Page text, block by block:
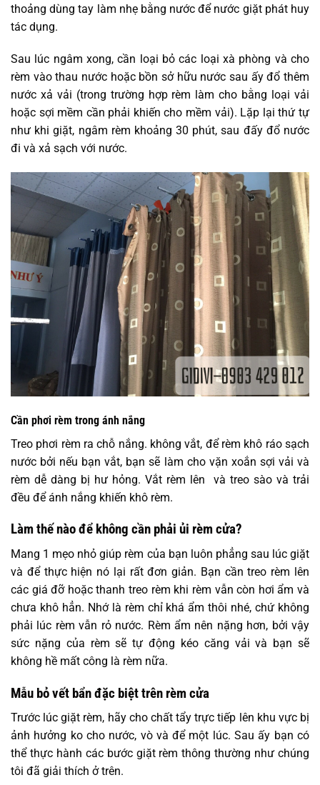
thoảng dùng tay làm nhẹ bằng nước để nước giặt phát huy
tác dụng.
Sau lúc ngâm xong, cần loại bỏ các loại xà phòng và cho
rèm vào thau nước hoặc bồn sở hữu nước sau ấy đổ thêm
nước xả vải (trong trường hợp rèm làm cho bằng loại vải
hoặc sợi mềm cần phải khiến cho mềm vải). Lặp lại thứ tự
như khi giặt, ngâm rèm khoảng 30 phút, sau đấy đổ nước
đi và xả sạch với nước.
Cần phơi rèm trong ánh nắng
Treo phơi rèm ra chỗ nắng. không vắt, để rèm khô ráo sạch
nước bởi nếu bạn vắt, bạn sẽ làm cho vặn xoắn sợi vải và
rèm dễ dàng bị hư hỏng. Vắt rèm lên và treo sào và trải
đều để ánh nắng khiến khô rèm.
Làm thế nào để không cần phải ủi rèm cửa?
Mang 1 mẹo nhỏ giúp rèm của bạn luôn phẳng sau lúc giặt
và để thực hiện nó lại rất đơn giản. Bạn cần treo rèm lên
các giá đỡ hoặc thanh treo rèm khi rèm vẫn còn hơi ẩm và
chưa khô hẳn. Nhớ là rèm chỉ khá ẩm thôi nhé, chứ không
phải lúc rèm vẫn rỏ nước. Rèm ẩm nên nặng hơn, bởi vậy
sức nặng của rèm sẽ tự động kéo căng vải và bạn sẽ
không hề mất công là rèm nữa.
Mẫu bỏ vết bẩn đặc biệt trên rèm cửa
Trước lúc giặt rèm, hãy cho chất tẩy trực tiếp lên khu vực bị
ảnh hưởng ko cho nước, vò và để một lúc. Sau ấy bạn có
thể thực hành các bước giặt rèm thông thường như chúng
tôi đã giải thích ở trên.